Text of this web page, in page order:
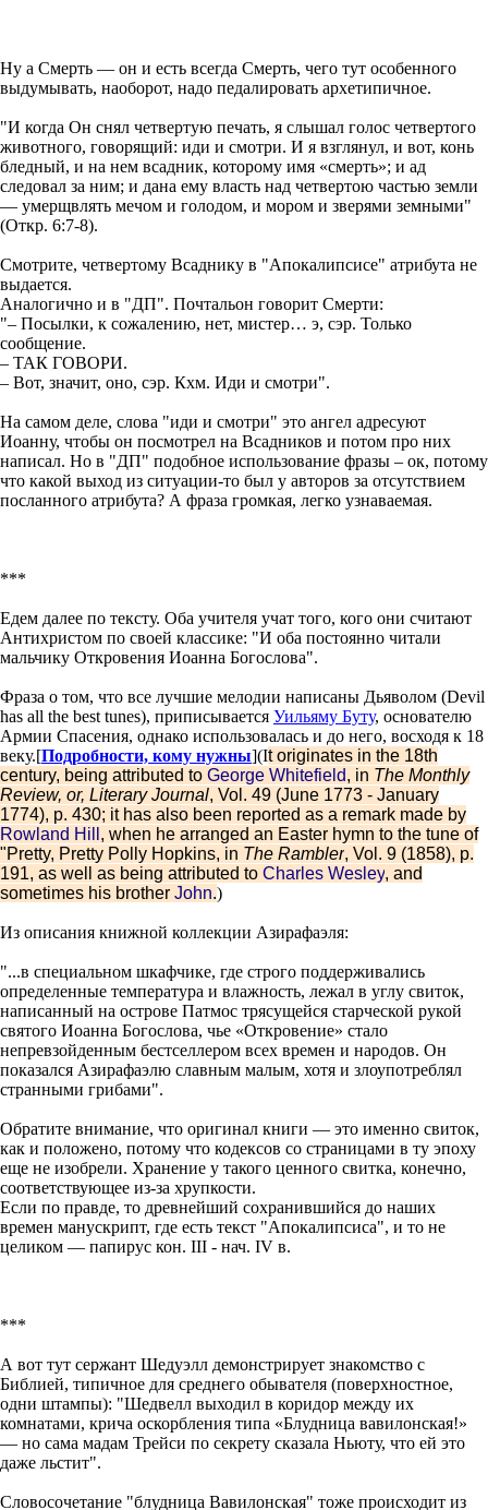
Ну а Смерть — он и есть всегда Смерть, чего тут особенного
выдумывать, наоборот, надо педалировать архетипичное.
"И когда Он снял четвертую печать, я слышал голос четвертого
животного, говорящий: иди и смотри. И я взглянул, и вот, конь
бледный, и на нем всадник, которому имя «смерть»; и ад
следовал за ним; и дана ему власть над четвертою частью земли
— умерщвлять мечом и голодом, и мором и зверями земными"
(Откр. 6:7-8).
Смотрите, четвертому Всаднику в "Апокалипсисе" атрибута не
выдается.
Аналогично и в "ДП". Почтальон говорит Смерти:
"– Посылки, к сожалению, нет, мистер… э, сэр. Только
сообщение.
– ТАК ГОВОРИ.
– Вот, значит, оно, сэр. Кхм. Иди и смотри".
На самом деле, слова "иди и смотри" это ангел адресуют
Иоанну, чтобы он посмотрел на Всадников и потом про них
написал. Но в "ДП" подобное использование фразы – ок, потому
что какой выход из ситуации-то был у авторов за отсутствием
посланного атрибута? А фраза громкая, легко узнаваемая.
***
Едем далее по тексту. Оба учителя учат того, кого они считают
Антихристом по своей классике: "И оба постоянно читали
мальчику Откровения Иоанна Богослова".
Фраза о том, что все лучшие мелодии написаны Дьяволом (Devil
has all the best tunes), приписывается Уильяму Буту, основателю
Армии Спасения, однако использовалась и до него, восходя к 18
веку.[Подробности, кому нужны](It originates in the 18th
century, being attributed to George Whitefield, in The Monthly
Review, or, Literary Journal, Vol. 49 (June 1773 - January
1774), p. 430; it has also been reported as a remark made by
Rowland Hill , when he arranged an Easter hymn to the tune of
"Pretty, Pretty Polly Hopkins, in The Rambler, Vol. 9 (1858), p.
191, as well as being attributed to Charles Wesley, and
sometimes his brother John.)
Из описания книжной коллекции Азирафаэля:
"...в специальном шкафчике, где строго поддерживались
определенные температура и влажность, лежал в углу свиток,
написанный на острове Патмос трясущейся старческой рукой
святого Иоанна Богослова, чье «Откровение» стало
непревзойденным бестселлером всех времен и народов. Он
показался Азирафаэлю славным малым, хотя и злоупотреблял
странными грибами".
Обратите внимание, что оригинал книги — это именно свиток,
как и положено, потому что кодексов со страницами в ту эпоху
еще не изобрели. Хранение у такого ценного свитка, конечно,
соответствующее из-за хрупкости.
Если по правде, то древнейший сохранившийся до наших
времен манускрипт, где есть текст "Апокалипсиса", и то не
целиком — папирус кон. III - нач. IV в.
***
А вот тут сержант Шедуэлл демонстрирует знакомство с
Библией, типичное для среднего обывателя (поверхностное,
одни штампы): "Шедвелл выходил в коридор между их
комнатами, крича оскорбления типа «Блудница вавилонская!»
— но сама мадам Трейси по секрету сказала Ньюту, что ей это
даже льстит".
Словосочетание "блудница Вавилонская" тоже происходит из